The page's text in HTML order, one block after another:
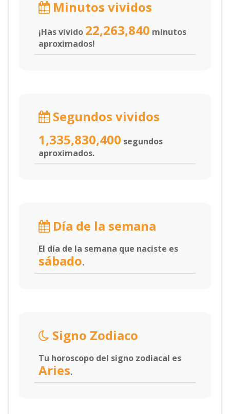
Minutos vividos
¡Has vivido 22,263,840 minutos
aproximados!
Segundos vividos
1,335,830,400 segundos
aproximados.
Día de la semana
El día de la semana que naciste es
sábado.
Signo Zodiaco
Tu horoscopo del signo zodiacal es
Aries.